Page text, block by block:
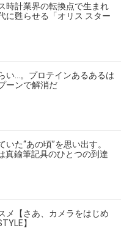
時計業界の転換点で生まれ
に甦らせる「オリス スター
い…。プロテインあるあるは
ーンで解消だ
た“あの頃”を思い出す。
真鍮筆記具のひとつの到達
メ【さあ、カメラをはじめ
】